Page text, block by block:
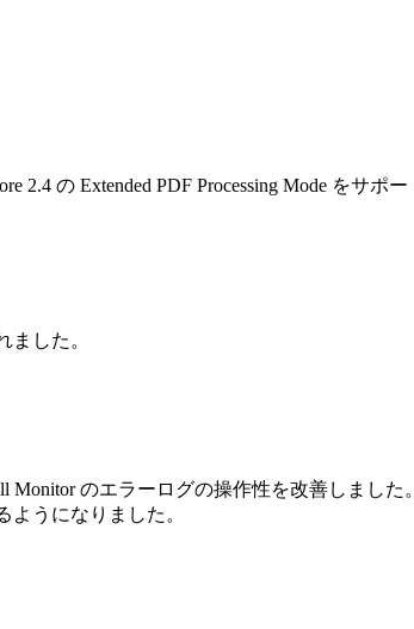
2.4 の Extended PDF Processing Mode をサポ
した。
のエラーログの操作性を改善しまし
うになりました。